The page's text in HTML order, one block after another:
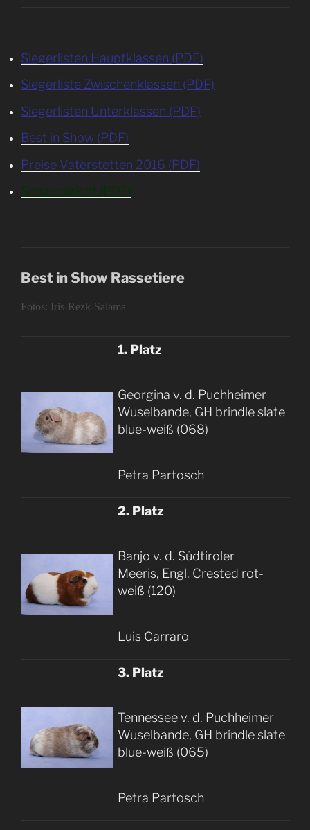
Siegerlisten Hauptklassen (PDF)
Siegerliste Zwischenklassen (PDF)
Siegerlisten Unterklassen (PDF)
Best in Show (PDF)
Preise Vaterstetten 2016 (PDF)
Schaubericht (PDF)
Best in Show Rassetiere
Fotos: Iris-Rezk-Salama
1. Platz
Georgina v. d. Puchheimer
Wuselbande, GH brindle slate
blue-weiß (068)
Petra Partosch
2. Platz
Banjo v. d. Südtiroler
Meeris, Engl. Crested rot-
weiß (120)
Luis Carraro
3. Platz
Tennessee v. d. Puchheimer
Wuselbande, GH brindle slate
blue-weiß (065)
Petra Partosch